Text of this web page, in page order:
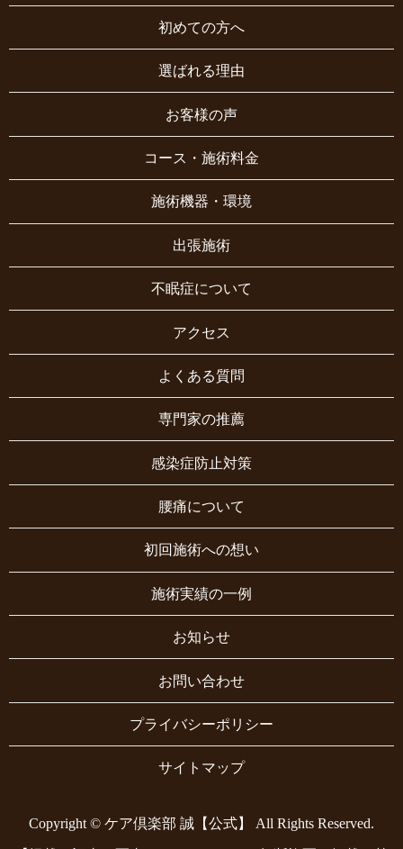
初めての方へ
選ばれる理由
お客様の声
コース・施術料金
施術機器・環境
出張施術
不眠症について
アクセス
よくある質問
専門家の推薦
感染症防止対策
腰痛について
初回施術への想い
施術実績の一例
お知らせ
お問い合わせ
プライバシーポリシー
サイトマップ
Copyright © ケア倶楽部 誠【公式】 All Rights Reserved.